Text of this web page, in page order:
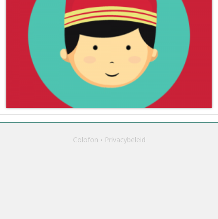
Colofon Privacybeleid